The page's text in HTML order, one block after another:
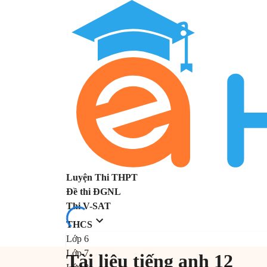
Luyện Thi THPT
Đề thi ĐGNL
Thi V-SAT
THCS
Lớp 6
Lớp 7
Tài liệu tiếng anh 12